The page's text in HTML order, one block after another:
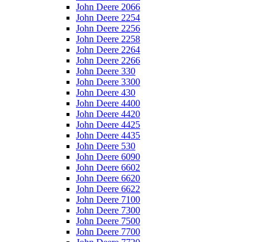
John Deere 2066
John Deere 2254
John Deere 2256
John Deere 2258
John Deere 2264
John Deere 2266
John Deere 330
John Deere 3300
John Deere 430
John Deere 4400
John Deere 4420
John Deere 4425
John Deere 4435
John Deere 530
John Deere 6090
John Deere 6602
John Deere 6620
John Deere 6622
John Deere 7100
John Deere 7300
John Deere 7500
John Deere 7700